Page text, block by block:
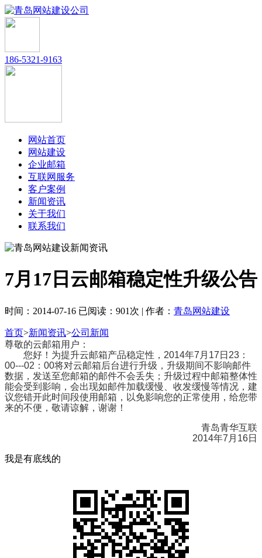
186-5321-9163
网站首页
网站建设
企业邮箱
互联网服务
客户案例
新闻资讯
关于我们
联系我们
7月17日云邮箱稳定性升级公告
时间：2014-07-16 已阅读：901次 | 作者： 青岛网站建设
首页>新闻资讯>公司新闻
尊敬的云邮箱用户：
您好！为提升云邮箱产品稳定性，2014年7月17日23：
00---02：00将对云邮箱后台进行升级，升级期间不影响邮件
数据，发送至您邮箱的邮件不会丢失；升级过程中邮箱整体性
能会受到影响，会出现如邮件加载缓慢、收发缓慢等情况，建
议您错开此时间段使用邮箱，以免影响您的正常使用，给您带
来的不便，敬请谅解，谢谢！
青岛青华互联
2014年7月16日
我是有底线的